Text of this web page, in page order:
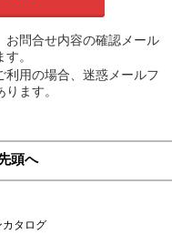
問合せ内容の確認メール
。
用の場合、迷惑メールフ
ます。
頭へ
カタログ